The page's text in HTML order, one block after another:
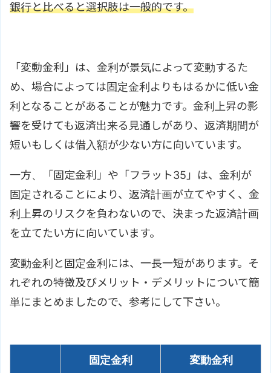
銀行と比べると選択肢は一般的です。
「変動金利」は、金利が景気によって変動するた
め、場合によっては固定金利よりもはるかに低い金
利となることがあることが魅力です。金利上昇の影
響を受けても返済出来る見通しがあり、返済期間が
短いもしくは借入額が少ない方に向いています。
一方、「固定金利」や「フラット35」は、金利が
固定されることにより、返済計画が立てやすく、金
利上昇のリスクを負わないので、決まった返済計画
を立てたい方に向いています。
変動金利と固定金利には、一長一短があります。そ
れぞれの特徴及びメリット・デメリットについて簡
単にまとめましたので、参考にして下さい。
固定金利 変動金利